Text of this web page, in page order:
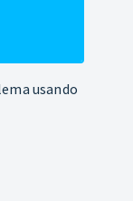
usando